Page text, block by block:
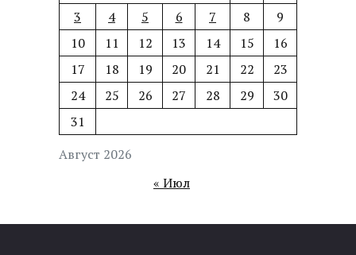
Август 2026
3
4 5 6 7 8
9
10
11 12 13 14 15
16
17
18 19 20 21 22
23
24
25 26 27 28 29
30
31
« Июл